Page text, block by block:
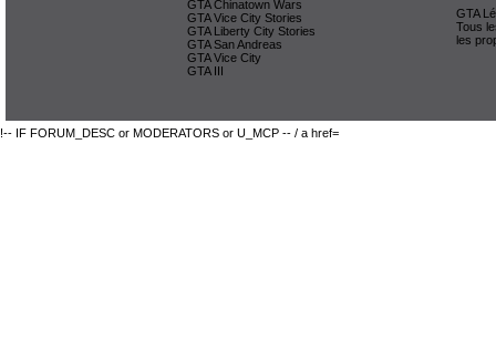
GTA Chinatown Wars
GTA Vice City Stories
GTA Liberty City Stories
GTA San Andreas
GTA Vice City
GTA III
GTA
Tous
les
!-- IF FORUM_DESC or MODERATORS or U_MCP -- / a href=